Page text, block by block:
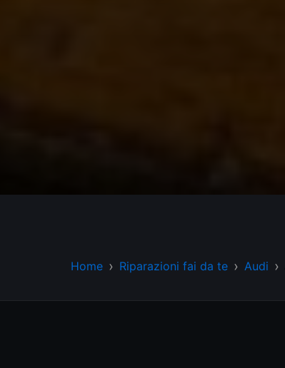
Home Riparazioni fai da te Audi